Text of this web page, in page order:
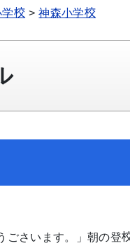
学校 神森小学校
ごさいます。」朝の